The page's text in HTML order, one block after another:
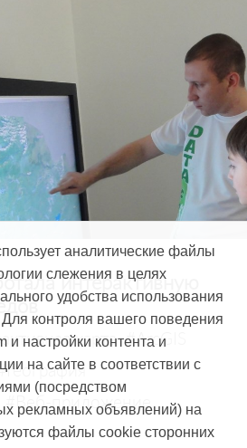
интерактивную
карта #ArcGIS
#Веб-приложение
аналитические файлы
слежения в целях
удобства использования
контроля вашего поведения
и настройки контента и
на сайте в соответствии с
(посредством
рекламных объявлений) на
файлы cookie сторонних